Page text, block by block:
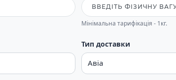
Мінімальна тарифікація - 1кг.
Тип доставки